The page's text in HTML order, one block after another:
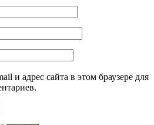
и адрес сайта в этом браузере для